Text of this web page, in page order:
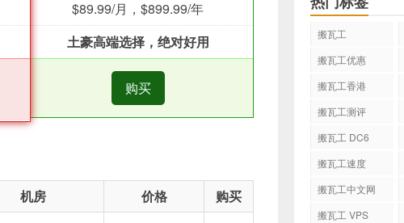
$89.99/月，$899.99/年
土豪高端选择，绝对好用
购买
机房 价格
购买
搬瓦工
搬瓦工优惠
搬瓦工香港
搬瓦工测评
搬瓦工 DC6
搬瓦工速度
搬瓦工中文网
搬瓦工 VPS